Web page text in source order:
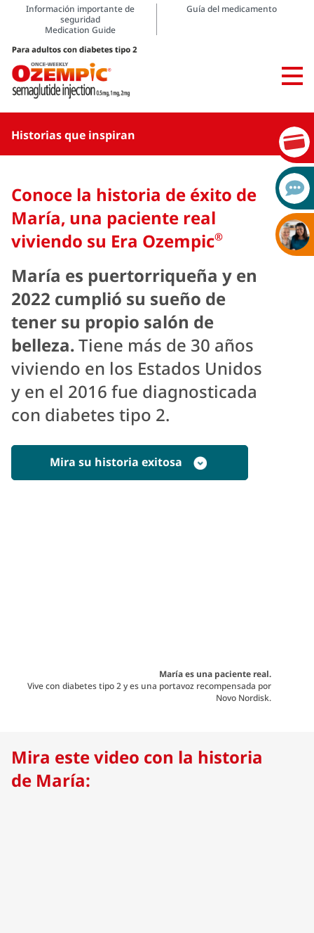
Información importante de
seguridad
Guía del medicamento
Medication Guide
Historias que inspiran
Conoce la historia de éxito de
María, una paciente real
viviendo su Era Ozempic®
María es puertorriqueña y en
2022 cumplió su sueño de
tener su propio salón de
belleza.Tiene más de 30 años
viviendo en los Estados Unidos
y en el 2016 fue diagnosticada
con diabetes tipo 2.
Mira su historia exitosa
María es una paciente real.
Vive con diabetes tipo 2 y es una portavoz recompensada por
Novo Nordisk.
Mira este video con la historia
de María: